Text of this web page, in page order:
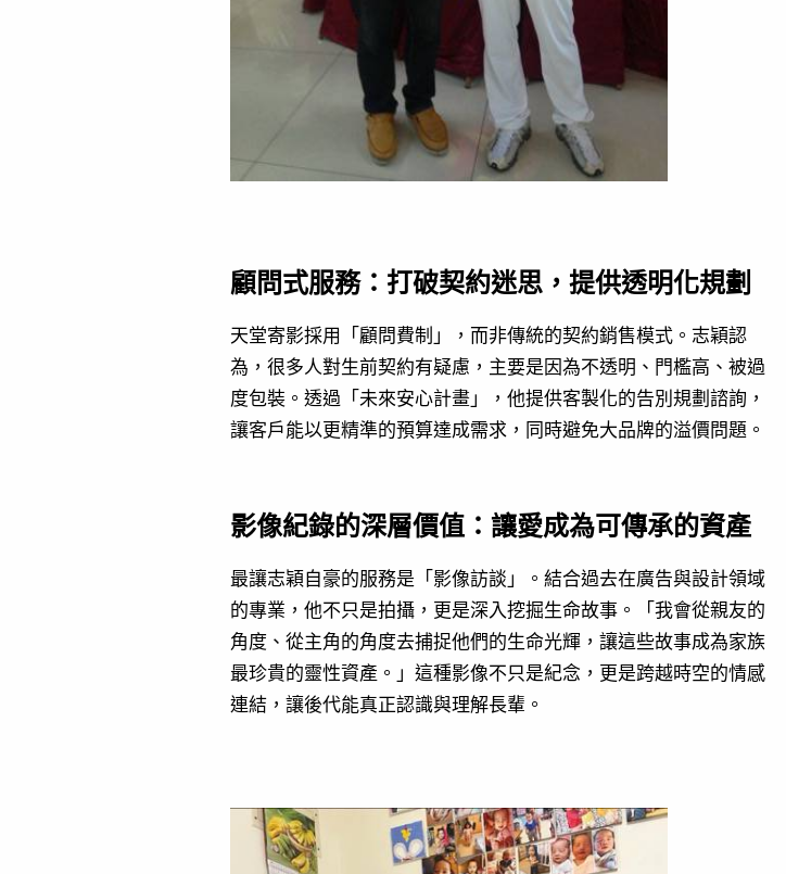
顧問式服務：打破契約迷思，提供透明化規劃
天堂寄影採用「顧問費制」，而非傳統的契約銷售模式。志穎認
為，很多人對生前契約有疑慮，主要是因為不透明、門檻高、被過
度包裝。透過「未來安心計畫」，他提供客製化的告別規劃諮詢，
讓客戶能以更精準的預算達成需求，同時避免大品牌的溢價問題。
影像紀錄的深層價值：讓愛成為可傳承的資產
最讓志穎自豪的服務是「影像訪談」。結合過去在廣告與設計領域
的專業，他不只是拍攝，更是深入挖掘生命故事。「我會從親友的
角度、從主角的角度去捕捉他們的生命光輝，讓這些故事成為家族
最珍貴的靈性資產。」這種影像不只是紀念，更是跨越時空的情感
連結，讓後代能真正認識與理解長輩。